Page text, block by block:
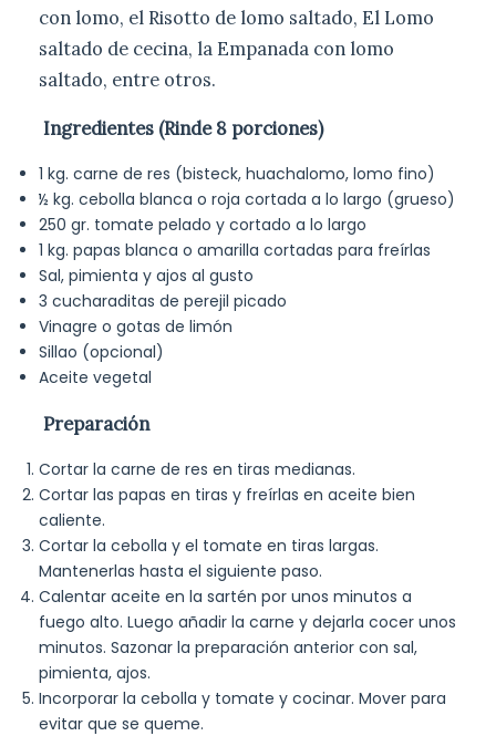
con lomo, el Risotto de lomo saltado, El Lomo
saltado de cecina, la Empanada con lomo
saltado, entre otros.
Ingredientes (Rinde 8 porciones)
1 kg. carne de res (bisteck, huachalomo, lomo fino)
½ kg. cebolla blanca o roja cortada a lo largo (grueso)
250 gr. tomate pelado y cortado a lo largo
1 kg. papas blanca o amarilla cortadas para freírlas
Sal, pimienta y ajos al gusto
3 cucharaditas de perejil picado
Vinagre o gotas de limón
Sillao (opcional)
Aceite vegetal
Preparación
Cortar la carne de res en tiras medianas.
Cortar las papas en tiras y freírlas en aceite bien
caliente.
Cortar la cebolla y el tomate en tiras largas.
Mantenerlas hasta el siguiente paso.
Calentar aceite en la sartén por unos minutos a
fuego alto. Luego añadir la carne y dejarla cocer unos
minutos. Sazonar la preparación anterior con sal,
pimienta, ajos.
Incorporar la cebolla y tomate y cocinar. Mover para
evitar que se queme.